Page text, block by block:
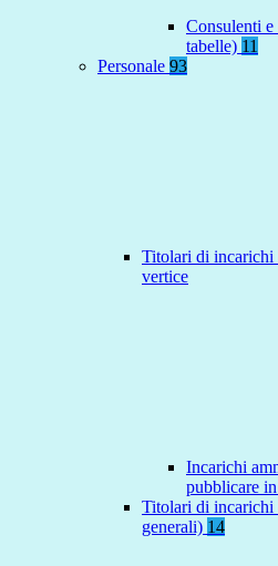
Consulenti
tabelle) 11
Personale 93
Titolari di
vertice
Incarichi
pubblicare
Titolari di
generali) 14